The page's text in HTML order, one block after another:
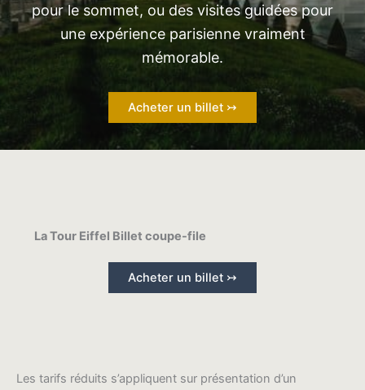
pour le sommet, ou des visites guidées pour
une expérience parisienne vraiment
mémorable.
Acheter un billet ↣
La Tour Eiffel Billet coupe-file
Acheter un billet ↣
Les tarifs réduits s’appliquent sur présentation d’un